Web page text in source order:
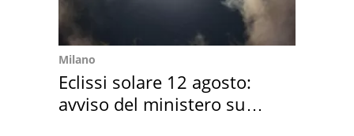
Milano
Eclissi solare 12 agosto:
avviso del ministero su